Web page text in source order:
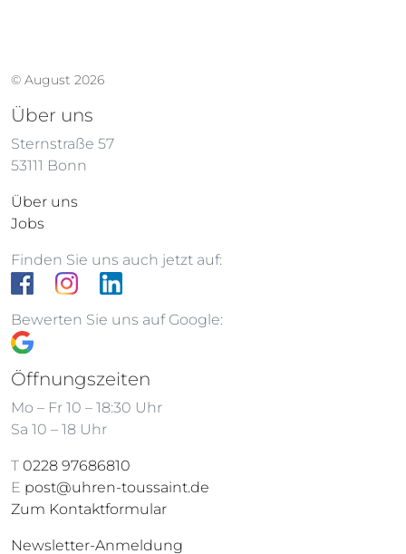
© August 2026
Über uns
Sternstraße 57
53111 Bonn
Über uns
Jobs
Finden Sie uns auch jetzt auf:
Bewerten Sie uns auf Google:
Öffnungszeiten
Mo – Fr 10 – 18:30 Uhr
Sa 10 – 18 Uhr
T 0228 97686810
E post@uhren-toussaint.de
Zum Kontaktformular
Newsletter-Anmeldung